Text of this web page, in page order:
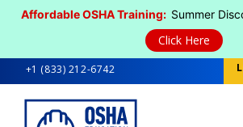
Affordable OSHA Training: Summer
Click Here
+1 (833) 212-6742